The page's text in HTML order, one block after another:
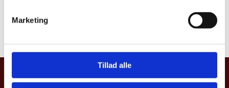
Marketing
Tillad alle
E-mail:
jacobbjerring@gmail.com
MINISTRY OF FOREIGN AFFAIRS OF